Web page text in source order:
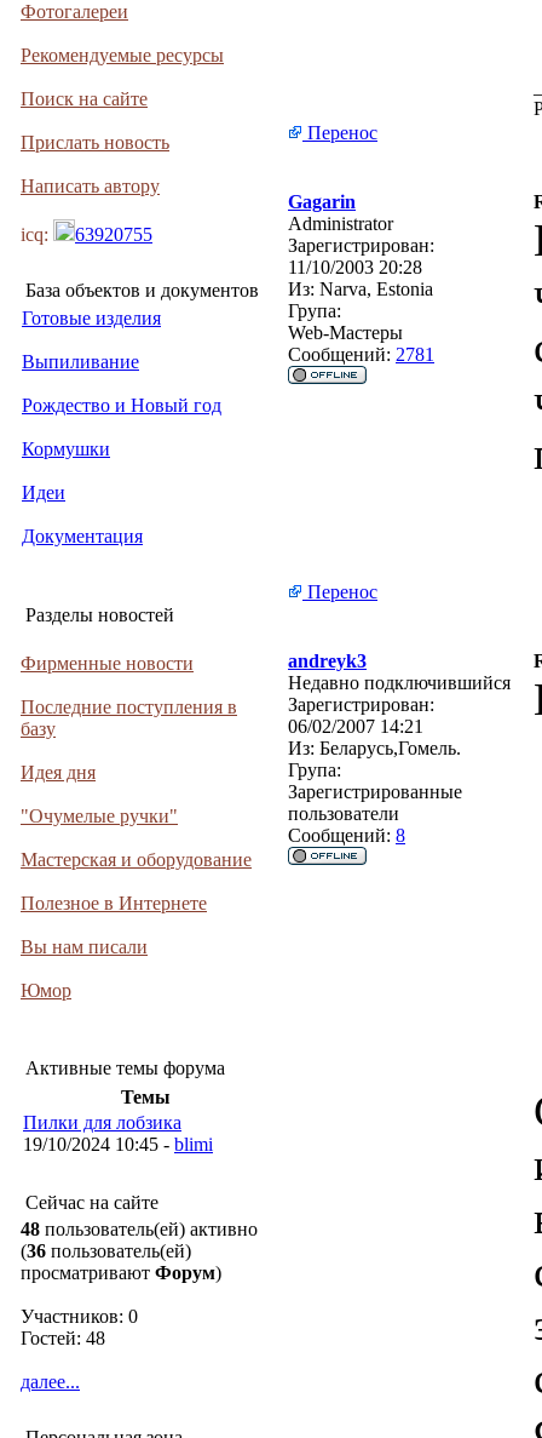
Фотогалереи
Рекомендуемые ресурсы
Поиск на сайте
Прислать новость
Написать автору
icq: 63920755
База объектов и документов
Готовые изделия
Выпиливание
Рождество и Новый год
Кормушки
Идеи
Документация
Разделы новостей
Фирменные новости
Последние поступления в
базу
Идея дня
"Очумелые ручки"
Мастерская и оборудование
Полезное в Интернете
Вы нам писали
Юмор
Активные темы форума
Темы
Пилки для лобзика
19/10/2024 10:45 - blimi
Сейчас на сайте
48 пользователь(ей) активно
(36 пользователь(ей)
просматривают Форум)
Участников: 0
Гостей: 48
далее...
Перенос
Gagarin
Administrator
Зарегистрирован:
11/10/2003 20:28
Из: Narva, Estonia
Група:
Web-Мастеры
Сообщений: 2781
Перенос
andreyk3
Недавно подключившийся
Зарегистрирован:
06/02/2007 14:21
Из: Беларусь,Гомель.
Група:
Зарегистрированные
пользователи
Сообщений: 8